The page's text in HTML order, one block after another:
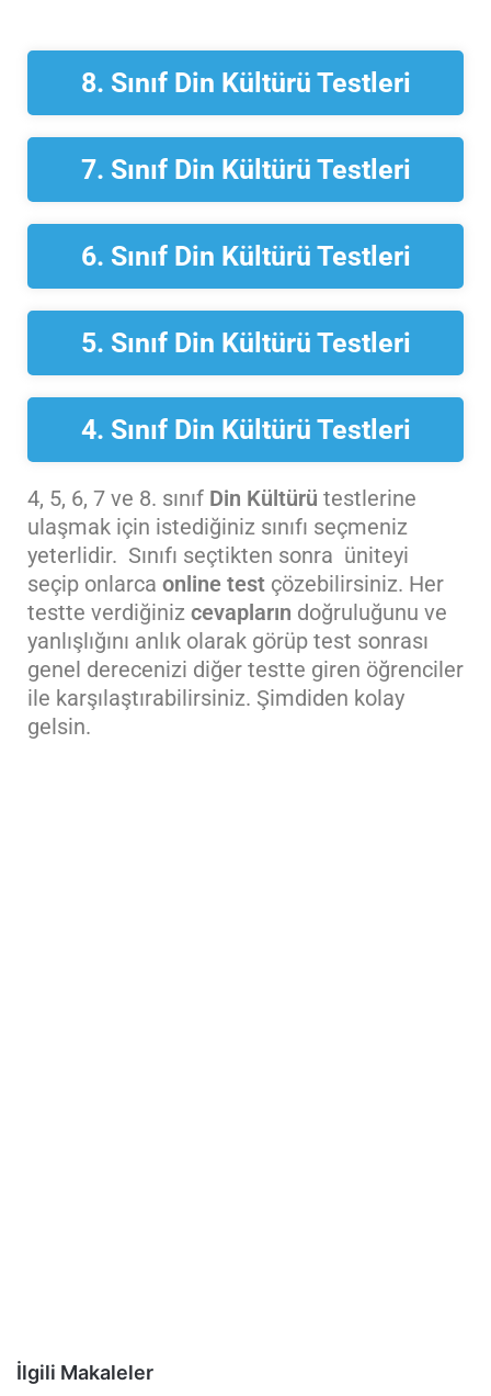
8. Sınıf Din Kültürü Testleri
7. Sınıf Din Kültürü Testleri
6. Sınıf Din Kültürü Testleri
5. Sınıf Din Kültürü Testleri
4. Sınıf Din Kültürü Testleri
4, 5, 6, 7 ve 8. sınıf Din Kültürü testlerine
ulaşmak için istediğiniz sınıfı seçmeniz
yeterlidir. Sınıfı seçtikten sonra üniteyi
seçip onlarca online test çözebilirsiniz. Her
testte verdiğiniz cevapların doğruluğunu ve
yanlışlığını anlık olarak görüp test sonrası
genel derecenizi diğer testte giren öğrenciler
ile karşılaştırabilirsiniz. Şimdiden kolay
gelsin.
İlgili Makaleler